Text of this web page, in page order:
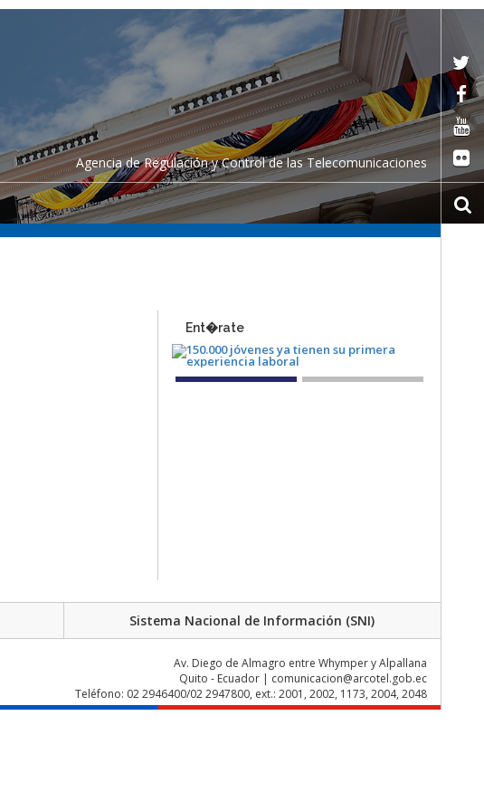
Agencia de Regulación y Control de las Telecomunicaciones
Ent�rate
Sistema Nacional de Información (SNI)
Av. Diego de Almagro entre Whymper y Alpallana
Quito - Ecuador | comunicacion@arcotel.gob.ec
Teléfono: 02 2946400/02 2947800, ext.: 2001, 2002, 1173, 2004, 2048